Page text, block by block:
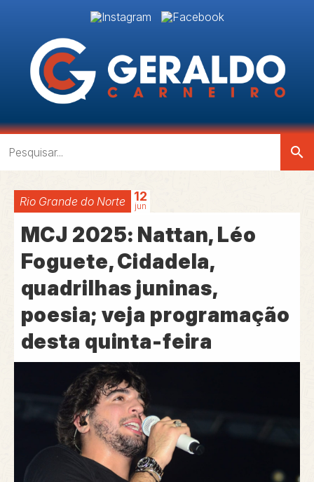
search
Rio Grande do Norte 12
jun
MCJ 2025: Nattan, Léo
Foguete, Cidadela,
quadrilhas juninas,
poesia; veja programação
desta quinta-feira